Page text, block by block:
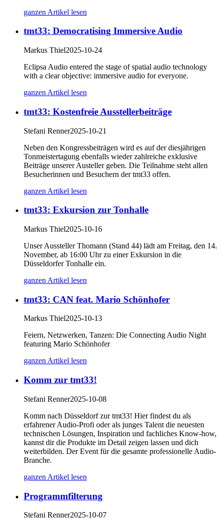
ganzen Artikel lesen
tmt33: Democratising Immersive Audio
Markus Thiel2025-10-24
Eclipsa Audio entered the stage of spatial audio technology
with a clear objective: immersive audio for everyone.
ganzen Artikel lesen
tmt33: Kostenfreie Ausstellerbeiträge
Stefani Renner2025-10-21
Neben den Kongressbeiträgen wird es auf der diesjährigen
Tonmeistertagung ebenfalls wieder zahlreiche exklusive
Beiträge unserer Austeller geben. Die Teilnahme steht allen
Besucherinnen und Besuchern der tmt33 offen.
ganzen Artikel lesen
tmt33: Exkursion zur Tonhalle
Markus Thiel2025-10-16
Unser Aussteller Thomann (Stand 44) lädt am Freitag, den 14.
November, ab 16:00 Uhr zu einer Exkursion in die
Düsseldorfer Tonhalle ein.
ganzen Artikel lesen
tmt33: CAN feat. Mario Schönhofer
Markus Thiel2025-10-13
Feiern, Netzwerken, Tanzen: Die Connecting Audio Night
featuring Mario Schönhofer
ganzen Artikel lesen
Komm zur tmt33!
Stefani Renner2025-10-08
Komm nach Düsseldorf zur tmt33! Hier findest du als
erfahrener Audio-Profi oder als junges Talent die neuesten
technischen Lösungen, Inspiration und fachliches Know-how,
kannst dir die Produkte im Detail zeigen lassen und dich
weiterbilden. Der Event für die gesamte professionelle Audio-
Branche.
ganzen Artikel lesen
Programmfilterung
Stefani Renner2025-10-07